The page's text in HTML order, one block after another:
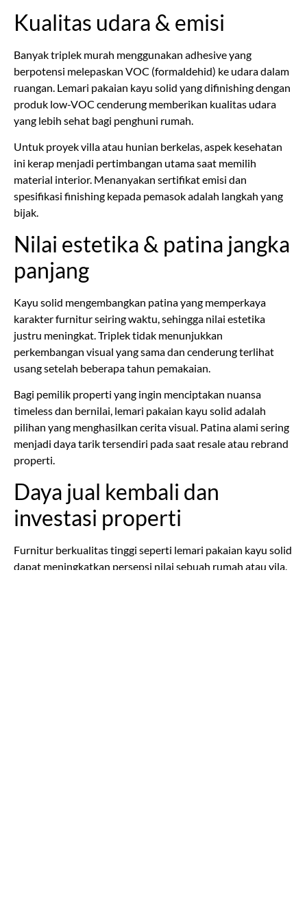
Kualitas udara & emisi
Banyak triplek murah menggunakan adhesive yang
berpotensi melepaskan VOC (formaldehid) ke udara dalam
ruangan. Lemari pakaian kayu solid yang difinishing dengan
produk low-VOC cenderung memberikan kualitas udara
yang lebih sehat bagi penghuni rumah.
Untuk proyek villa atau hunian berkelas, aspek kesehatan
ini kerap menjadi pertimbangan utama saat memilih
material interior. Menanyakan sertifikat emisi dan
spesifikasi finishing kepada pemasok adalah langkah yang
bijak.
Nilai estetika & patina jangka
panjang
Kayu solid mengembangkan patina yang memperkaya
karakter furnitur seiring waktu, sehingga nilai estetika
justru meningkat. Triplek tidak menunjukkan
perkembangan visual yang sama dan cenderung terlihat
usang setelah beberapa tahun pemakaian.
Bagi pemilik properti yang ingin menciptakan nuansa
timeless dan bernilai, lemari pakaian kayu solid adalah
pilihan yang menghasilkan cerita visual. Patina alami sering
menjadi daya tarik tersendiri pada saat resale atau rebrand
properti.
Daya jual kembali dan
investasi properti
Furnitur berkualitas tinggi seperti lemari pakaian kayu solid
dapat meningkatkan persepsi nilai sebuah rumah atau vila.